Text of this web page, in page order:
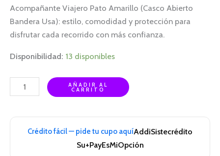
Acompañante Viajero Pato Amarillo (Casco Abierto
Bandera Usa): estilo, comodidad y protección para
disfrutar cada recorrido con más confianza.
Disponibilidad: 13 disponibles
AÑADIR AL
CARRITO
Crédito fácil — pide tu cupo aquíAddiSistecrédito
Su+PayEsMiOpción